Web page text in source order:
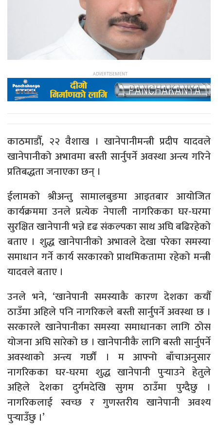
काठमाडौँ, २२ वैशाख । खानेपानीमन्त्री प्रदीप यादवले
खानेपानीको अभावमा बस्ती सार्नुपर्ने अवस्था अन्त्य गरिने
प्रतिबद्धता जनाएका छन् ।
ईलामको श्रीअन्तु सामालबुङमा आइतबार आयोजित
कार्यक्रममा उनले प्रत्येक नेपाली नागरिकका घर-घरमा
सुरक्षित खानेपानी भन्ने दृढ संकल्पका साथ अघि बढिरहेको
बताए । शुद्ध खानेपानीको अभावले देखा परेका समस्या
समाधान गर्ने कार्य सरकारको प्राथमिकतामा रहेको मन्त्री
यादवले बताए ।
उनले भने, ‘खानेपानी समस्याकै कारण देशका कयौँ
ठाउँमा अहिले पनि नागरिकले बस्ती सार्नुपर्ने अवस्था छ ।
सरकारले खानेपानीका समस्या समाधानका लागि ठोस
योजना अघि सारेको छ । खानेपानीकै लागि बस्ती सार्नुपर्ने
अवस्थाको अन्त्य गर्छौं । म आफ्नो बाँचाअनुसार
नागरिकका घर-घरमा शुद्ध खानेपानी पुर्‍याउने हेतुले
अहिले देशका दुर्गमदेखि सुगम ठाउँमा पुग्दैछु ।
नागरिकलाई स्वच्छ र गुणस्तरीय खानेपानी अवश्य
पुर्‍याउँछु ।’